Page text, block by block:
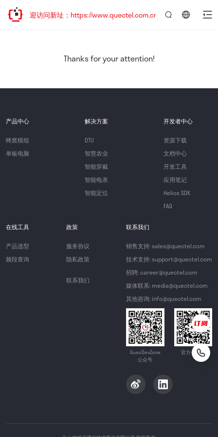
移，欢迎访问新址：https://www.quectel.com.cn
Thanks for your attention!
产品中心
蜂窝模组
单板电脑
解决方案
DTU
智慧农业
智能穿戴
智能电表
智能定位
开发者中心
资源下载
文档中心
开发工具
应用笔记
Helios SDK
FAQ
在线工具
产品选型
频段查询
政策
服务协议
隐私政策
联系我们
联系我们
销售支持: sales@quectel.com
技术支持: support@quectel.com
招聘: career@quectel.com
媒体联系: media@quectel.com
其他咨询: info@quectel.com
QuecDevZone
公众号
官方公众号